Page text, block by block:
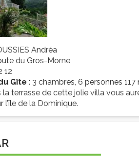
Andréa
du Gros-Morne
12
Gîte : 3 chambres, 6 personnes 117
la terrasse de cette jolie villa vous
l’île de la Dominique.